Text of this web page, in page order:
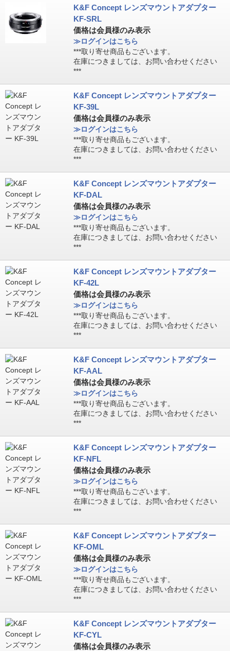
K&F Concept レンズマウントアダプター
KF-SRL
価格は会員様のみ表示
≫ログインはこちら
***取り寄せ商品もございます。
在庫につきましては、お問い合わせください
***
K&F Concept レンズマウントアダプター
KF-39L
価格は会員様のみ表示
≫ログインはこちら
***取り寄せ商品もございます。
在庫につきましては、お問い合わせください
***
K&F Concept レンズマウントアダプター
KF-DAL
価格は会員様のみ表示
≫ログインはこちら
***取り寄せ商品もございます。
在庫につきましては、お問い合わせください
***
K&F Concept レンズマウントアダプター
KF-42L
価格は会員様のみ表示
≫ログインはこちら
***取り寄せ商品もございます。
在庫につきましては、お問い合わせください
***
K&F Concept レンズマウントアダプター
KF-AAL
価格は会員様のみ表示
≫ログインはこちら
***取り寄せ商品もございます。
在庫につきましては、お問い合わせください
***
K&F Concept レンズマウントアダプター
KF-NFL
価格は会員様のみ表示
≫ログインはこちら
***取り寄せ商品もございます。
在庫につきましては、お問い合わせください
***
K&F Concept レンズマウントアダプター
KF-OML
価格は会員様のみ表示
≫ログインはこちら
***取り寄せ商品もございます。
在庫につきましては、お問い合わせください
***
K&F Concept レンズマウントアダプター
KF-CYL
価格は会員様のみ表示